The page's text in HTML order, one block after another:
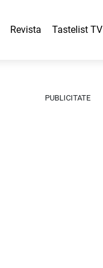
Revista Tastelist TV
PUBLICITATE